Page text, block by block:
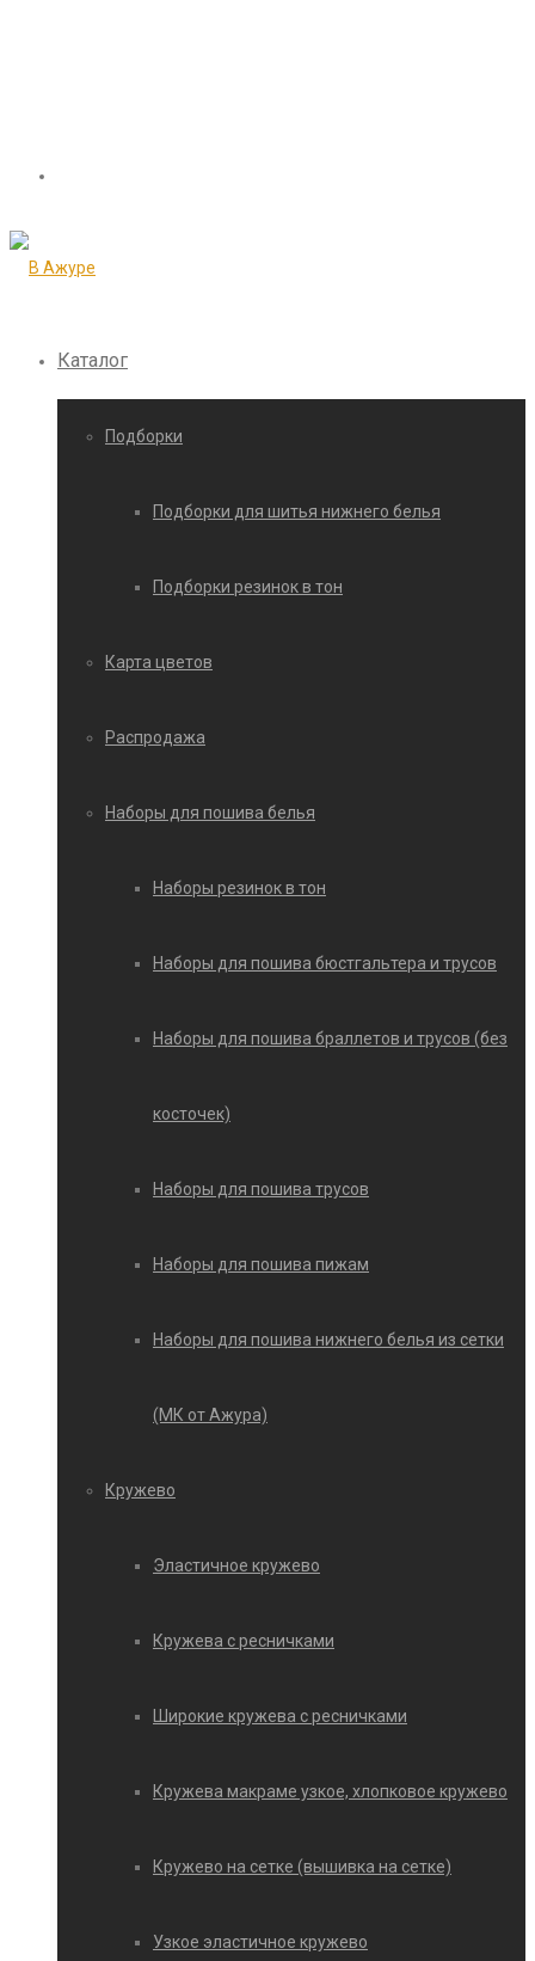
Каталог
Подборки
Подборки для шитья нижнего белья
Подборки резинок в тон
Карта цветов
Распродажа
Наборы для пошива белья
Наборы резинок в тон
Наборы для пошива бюстгальтера и трусов
Наборы для пошива браллетов и трусов (без
косточек)
Наборы для пошива трусов
Наборы для пошива пижам
Наборы для пошива нижнего белья из сетки
(МК от Ажура)
Кружево
Эластичное кружево
Кружева с ресничками
Широкие кружева с ресничками
Кружева макраме узкое, хлопковое кружево
Кружево на сетке (вышивка на сетке)
Узкое эластичное кружево